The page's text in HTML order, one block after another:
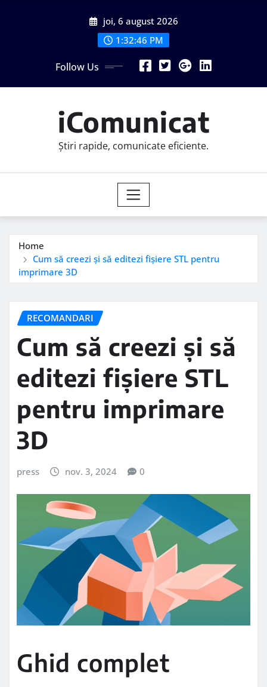
joi, 6 august 2026
1:32:47 PM
Follow Us
iComunicat
Știri rapide, comunicate eficiente.
Home
Cum să creezi și să editezi fișiere STL pentru
imprimare 3D
RECOMANDARI
Cum să creezi și să
editezi fișiere STL
pentru imprimare
3D
press nov. 3, 2024 0
Ghid complet